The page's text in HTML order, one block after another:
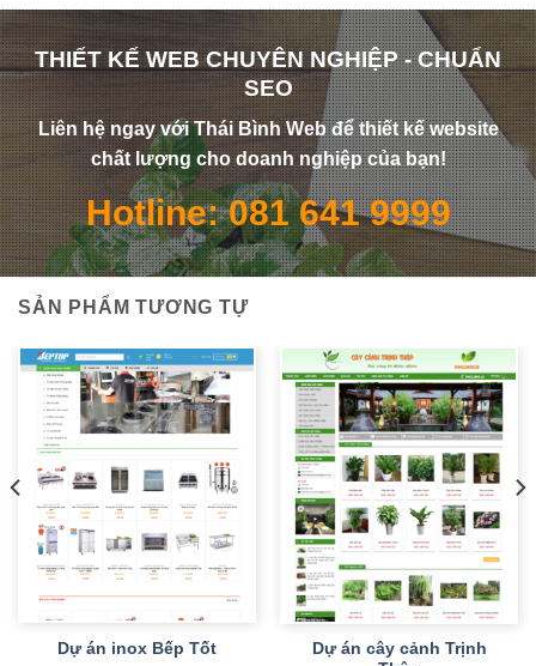
THIẾT KẾ WEB CHUYÊN NGHIỆP - CHUẨN
SEO
Liên hệ ngay với Thái Bình Web để thiết kế website
chất lượng cho doanh nghiệp của bạn!
Hotline: 081 641 9999
SẢN PHẨM TƯƠNG TỰ
Dự án inox Bếp Tốt
Dự án cây cảnh Trịnh